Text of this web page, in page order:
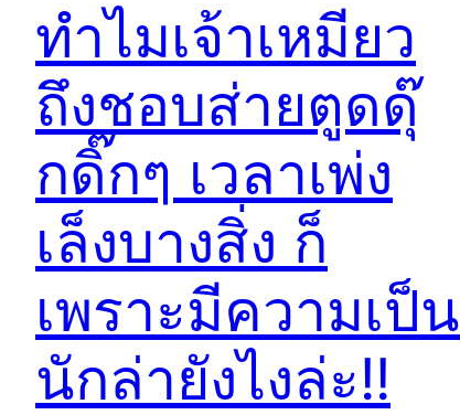
ทำไมเจ้าเหมียว
ถึงชอบส่ายตูดดุ๊
กดิ๊กๆ เวลาเพ่ง
เล็งบางสิ่ง ก็
เพราะมีความเป็น
นักล่ายังไงล่ะ!!